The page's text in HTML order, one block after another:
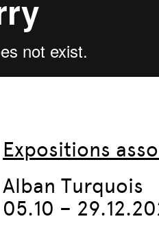
Expositions
Alban Turquois
05.10 –